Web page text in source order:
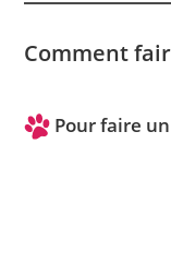
Comment
Pour faire